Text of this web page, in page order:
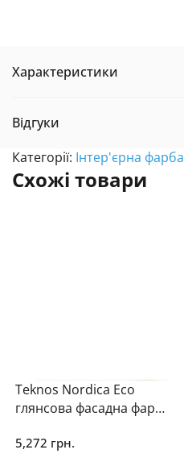
Характеристики
Відгуки
Категорії: Інтер'єрна фарба
Схожі товари
Teknos Nordica Eco
глянсова фасадна фарба
5,272 грн.